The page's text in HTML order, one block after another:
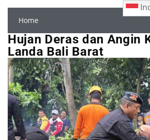
Home
Hujan Deras dan Angin
Landa Bali Barat